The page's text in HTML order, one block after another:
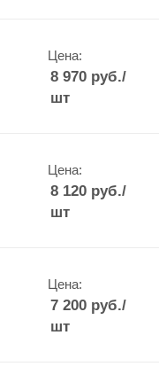
Цена:
8 970руб./
шт
Цена:
8 120руб./
шт
Цена:
7 200руб./
шт